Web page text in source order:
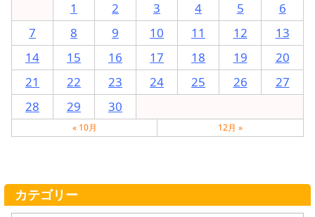
1
2 3 4 5
6
7
8 9 10 11 12
13
14
15 16 17 18 19
20
21
22 23 24 25 26
27
28
29 30
« 10月 12月 »
カテゴリー